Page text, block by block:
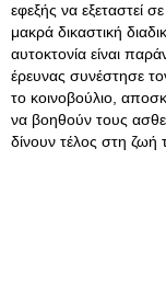
εφεξής να εξεταστεί
μακρά δικαστική
αυτοκτονία είναι
έρευνας συνέστησε
το κοινοβούλιο,
να βοηθούν τους
δίνουν τέλος στη ζωή